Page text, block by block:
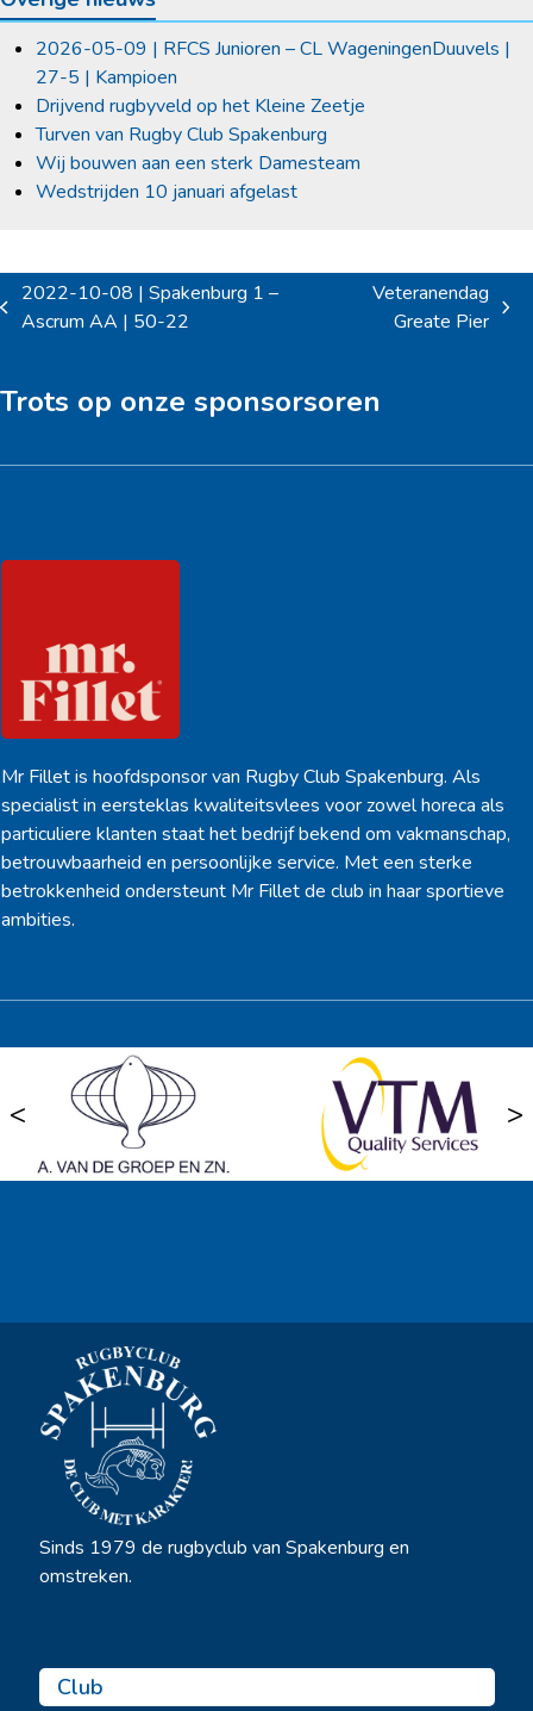
2026-05-09 | RFCS Junioren – CL WageningenDuuvels |
27-5 | Kampioen
Drijvend rugbyveld op het Kleine Zeetje
Turven van Rugby Club Spakenburg
Wij bouwen aan een sterk Damesteam
Wedstrijden 10 januari afgelast
previous
2022-10-08 | Spakenburg 1 –
Ascrum AA | 50-22
Veteranendag
Greate Pier
Trots op onze sponsorsoren
Mr Fillet is hoofdsponsor van Rugby Club Spakenburg. Als
specialist in eersteklas kwaliteitsvlees voor zowel horeca als
particuliere klanten staat het bedrijf bekend om vakmanschap,
betrouwbaarheid en persoonlijke service. Met een sterke
betrokkenheid ondersteunt Mr Fillet de club in haar sportieve
ambities.
< >
Sinds 1979 de rugbyclub van Spakenburg en
omstreken.
Club